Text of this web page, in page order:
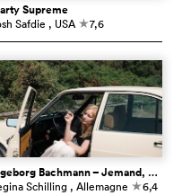
Supreme
Safdie , USA c7,6
Ingeborg Bachmann – Jemand, der einmal ich war
Schilling , Allemagne c6,4